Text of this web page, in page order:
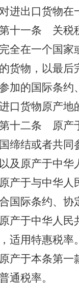
进出口货物在
十一条 关税
全在一个国家
货物，以最后
加的国际条约
口货物原产地
十二条 原产
缔结或者共同
及原产于中华
产于与中华人
国际条约、协
产于中华人民
适用特惠税率。
产于本条第一
通税率。